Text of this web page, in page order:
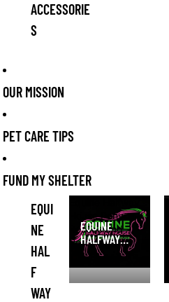
ACCESSORIE
S
OUR MISSION
PET CARE TIPS
FUND MY SHELTER
EQUI
NE
HAL
F
WAY
House Pony
Rescue and
Refuge Shop
EQUINE
HALFWAY
HOUSE PONY
RESCUE AND
REFUGE